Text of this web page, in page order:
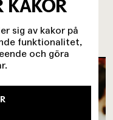
KAKOR
sig av kakor på
funktionalitet,
och göra